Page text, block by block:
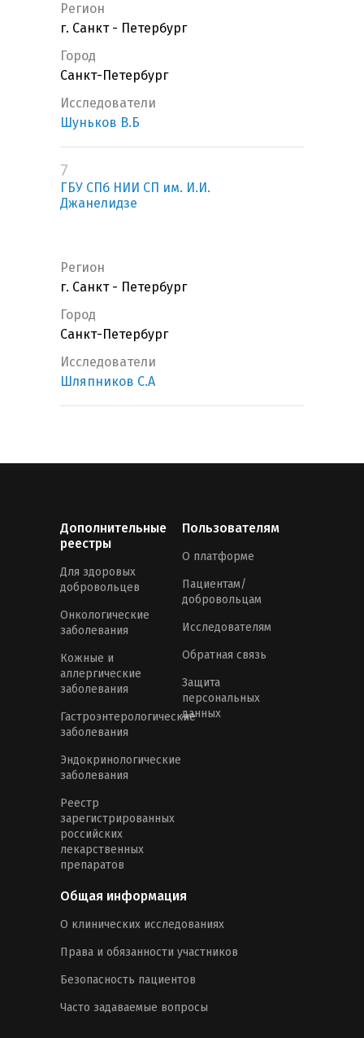
Регион
г. Санкт - Петербург
Город
Санкт-Петербург
Исследователи
Шуньков В.Б
7
ГБУ СПб НИИ СП им. И.И.
Джанелидзе
Регион
г. Санкт - Петербург
Город
Санкт-Петербург
Исследователи
Шляпников С.А
Дополнительные
реестры
Для здоровых
добровольцев
Онкологические
заболевания
Кожные и
аллергические
заболевания
Гастроэнтерологические
заболевания
Эндокринологические
заболевания
Реестр
зарегистрированных
российских
лекарственных
препаратов
Пользователям
О платформе
Пациентам/
добровольцам
Исследователям
Обратная связь
Защита
персональных
данных
Общая информация
О клинических исследованиях
Права и обязанности участников
Безопасность пациентов
Часто задаваемые вопросы